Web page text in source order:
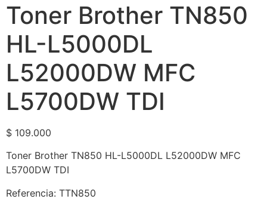
Toner Brother TN850
HL-L5000DL
L52000DW MFC
L5700DW TDI
$ 109.000
Toner Brother TN850 HL-L5000DL L52000DW MFC
L5700DW TDI
Referencia: TTN850